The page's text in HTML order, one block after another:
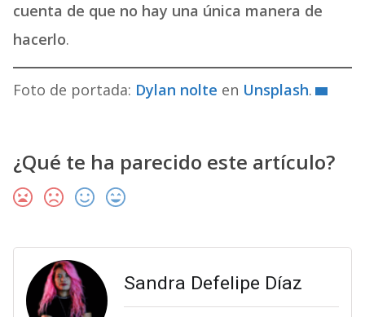
cuenta de que no hay una única manera de
hacerlo.
Foto de portada: Dylan nolte en Unsplash.
¿Qué te ha parecido este artículo?
Sandra Defelipe Díaz